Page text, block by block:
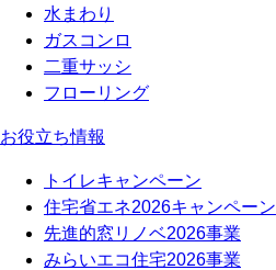
水まわり
ガスコンロ
二重サッシ
フローリング
お役立ち情報
トイレキャンペーン
住宅省エネ2026キャンペーン
先進的窓リノベ2026事業
みらいエコ住宅2026事業